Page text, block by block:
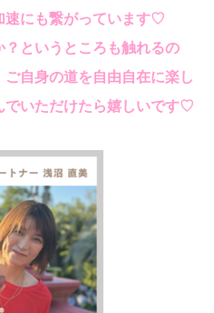
速にも繋がっています♡
というところも触れるの
自身の道を自由自在に楽し
でいただけたら嬉しいです♡